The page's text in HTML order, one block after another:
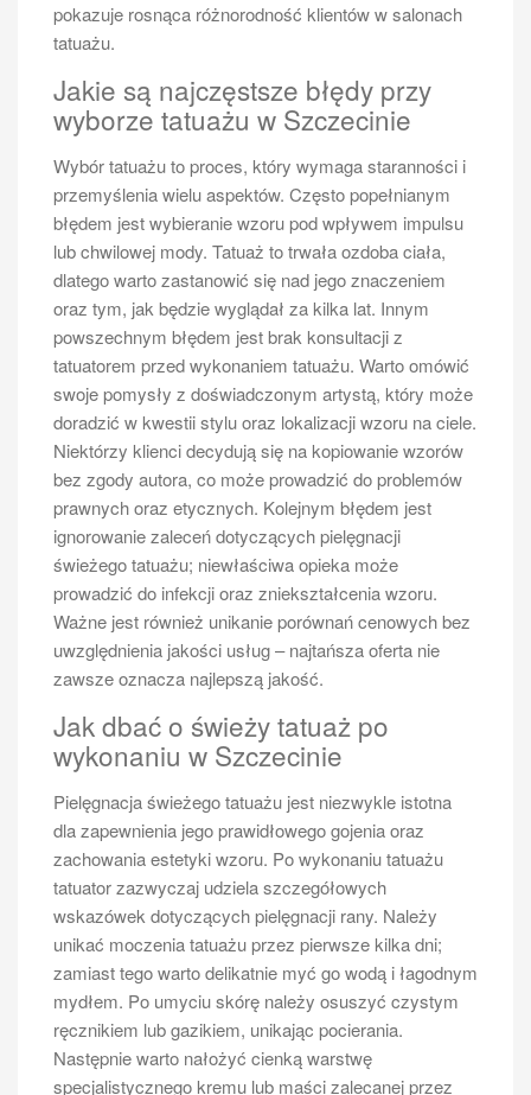
pokazuje rosnąca różnorodność klientów w salonach
tatuażu.
Jakie są najczęstsze błędy przy
wyborze tatuażu w Szczecinie
Wybór tatuażu to proces, który wymaga staranności i
przemyślenia wielu aspektów. Często popełnianym
błędem jest wybieranie wzoru pod wpływem impulsu
lub chwilowej mody. Tatuaż to trwała ozdoba ciała,
dlatego warto zastanowić się nad jego znaczeniem
oraz tym, jak będzie wyglądał za kilka lat. Innym
powszechnym błędem jest brak konsultacji z
tatuatorem przed wykonaniem tatuażu. Warto omówić
swoje pomysły z doświadczonym artystą, który może
doradzić w kwestii stylu oraz lokalizacji wzoru na ciele.
Niektórzy klienci decydują się na kopiowanie wzorów
bez zgody autora, co może prowadzić do problemów
prawnych oraz etycznych. Kolejnym błędem jest
ignorowanie zaleceń dotyczących pielęgnacji
świeżego tatuażu; niewłaściwa opieka może
prowadzić do infekcji oraz zniekształcenia wzoru.
Ważne jest również unikanie porównań cenowych bez
uwzględnienia jakości usług – najtańsza oferta nie
zawsze oznacza najlepszą jakość.
Jak dbać o świeży tatuaż po
wykonaniu w Szczecinie
Pielęgnacja świeżego tatuażu jest niezwykle istotna
dla zapewnienia jego prawidłowego gojenia oraz
zachowania estetyki wzoru. Po wykonaniu tatuażu
tatuator zazwyczaj udziela szczegółowych
wskazówek dotyczących pielęgnacji rany. Należy
unikać moczenia tatuażu przez pierwsze kilka dni;
zamiast tego warto delikatnie myć go wodą i łagodnym
mydłem. Po umyciu skórę należy osuszyć czystym
ręcznikiem lub gazikiem, unikając pocierania.
Następnie warto nałożyć cienką warstwę
specjalistycznego kremu lub maści zalecanej przez